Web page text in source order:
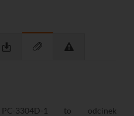
3304D-1 to odcinek